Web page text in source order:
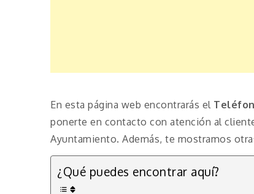
En esta página web encontrarás el
ponerte en contacto con atención al
Ayuntamiento. Además, te mostramos
¿Qué puedes encontrar aquí?